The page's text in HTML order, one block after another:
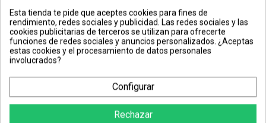
Piojos y Liendres
Piojos de los Libros
Polillas
Procesionaria
Pulgas
Pulgón y Mosca Blanca
Sanguijuelas
Termitas y Xilófagos
Esta tienda te pide que aceptes cookies para fines de
rendimiento, redes sociales y publicidad. Las redes sociales y las
cookies publicitarias de terceros se utilizan para ofrecerte
funciones de redes sociales y anuncios personalizados. ¿Aceptas
estas cookies y el procesamiento de datos personales
involucrados?
Configurar
Rechazar